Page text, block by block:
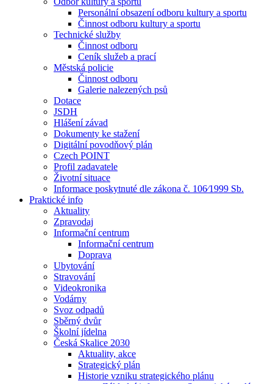
Personální obsazení odboru kultury a sportu
Činnost odboru kultury a sportu
Technické služby
Činnost odboru
Ceník služeb a prací
Městská policie
Činnost odboru
Galerie nalezených psů
Dotace
JSDH
Hlášení závad
Dokumenty ke stažení
Digitální povodňový plán
Czech POINT
Profil zadavatele
Životní situace
Informace poskytnuté dle zákona č. 106⁄1999 Sb.
Praktické info
Aktuality
Zpravodaj
Informační centrum
Informační centrum
Doprava
Ubytování
Stravování
Videokronika
Vodárny
Svoz odpadů
Sběrný dvůr
Školní jídelna
Česká Skalice 2030
Aktuality, akce
Strategický plán
Historie vzniku strategického plánu